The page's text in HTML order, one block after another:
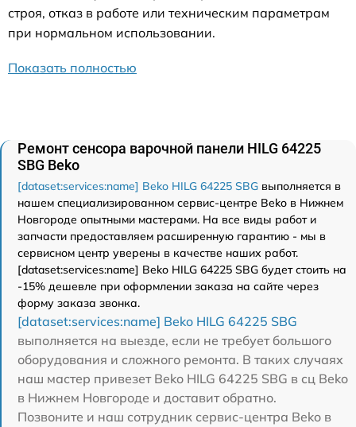
строя, отказ в работе или техническим параметрам
при нормальном использовании.
Показать полностью
Ремонт сенсора варочной панели HILG 64225
SBG Beko
[dataset:services:name] Beko HILG 64225 SBG выполняется в
нашем специализированном сервис-центре Beko в Нижнем
Новгороде опытными мастерами. На все виды работ и
запчасти предоставляем расширенную гарантию - мы в
сервисном центр уверены в качестве наших работ.
[dataset:services:name] Beko HILG 64225 SBG будет стоить на
-15% дешевле при оформлении заказа на сайте через
форму заказа звонка.
[dataset:services:name] Beko HILG 64225 SBG
выполняется на выезде, если не требует большого
оборудования и сложного ремонта. В таких случаях
наш мастер привезет Beko HILG 64225 SBG в сц Beko
в Нижнем Новгороде и доставит обратно.
Позвоните и наш сотрудник сервис-центра Beko в